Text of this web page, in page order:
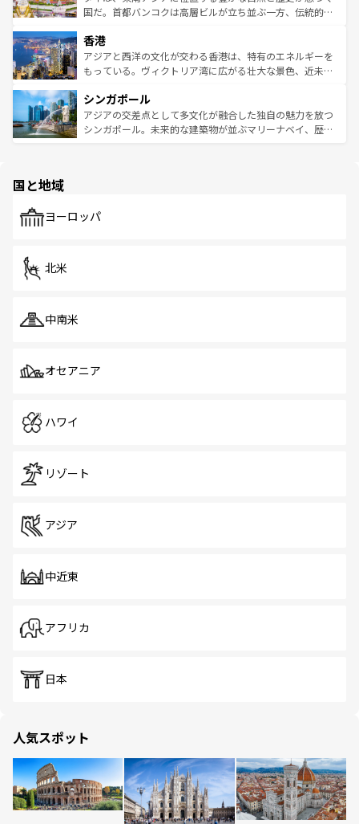
覧を参照してほしい。
醸し出している。また、バラエティの豊かさとおいしさで
とつ。フォーやバインミー、ベトナムコーヒーなどは、ぜ
ひ現地で味わいたい。どの地域を訪れてもあたたかい人々
が旅行者を迎えてくれるので、きっと忘れられない旅にな
参照してほしい。
国だ。首都バンコクは高層ビルが立ち並ぶ一方、伝統的な
の活気が交差している。北部ではチェンマイなどの山岳地
帯で自然と触れ合い、南部ではプーケットやクラビの美し
いビーチでリゾート気分を楽しむことができる。タイ料理
激する。気候は一年中温暖で、どの季節にも異なる楽しみ
が待っている。親しみやすいタイの人々、仏教を中心とし
た文化、そして多様な観光資源が、訪れる旅人を魅了し続
香港
アジアと西洋の文化が交わる香港は、特有のエネルギーを
もっている。ヴィクトリア湾に広がる壮大な景色、近未来
み、どこを訪れても感動するはず。観光スポットが密集し
ており、効率よく見どころを回れるのも魅力。息をのむよ
うな絶景から文化的な体験まで、香港を存分に楽しみ尽く
シンガポール
アジアの交差点として多文化が融合した独自の魅力を放つ
シンガポール。未来的な建築物が並ぶマリーナベイ、歴史
で、ホーカーズは地元の風情を楽しめる外せないスポット
国と地域
ヨーロッパ
北米
中南米
オセアニア
ハワイ
リゾート
アジア
中近東
アフリカ
日本
人気スポット